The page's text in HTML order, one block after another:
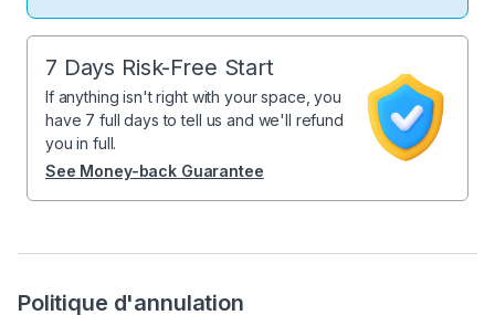
Politique d'annulation
7 Days Risk-Free Start
If anything isn't right with your space, you
have 7 full days to tell us and we'll refund
you in full.
See Money-back Guarantee